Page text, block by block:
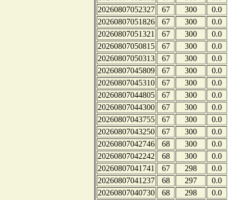
20260807052327
67 300
0.0
20260807051826
67 300
0.0
20260807051321
67 300
0.0
20260807050815
67 300
0.0
20260807050313
67 300
0.0
20260807045809
67 300
0.0
20260807045310
67 300
0.0
20260807044805
67 300
0.0
20260807044300
67 300
0.0
20260807043755
67 300
0.0
20260807043250
67 300
0.0
20260807042746
68 300
0.0
20260807042242
68 300
0.0
20260807041741
67 298
0.0
20260807041237
68 297
0.0
20260807040730
68 298
0.0